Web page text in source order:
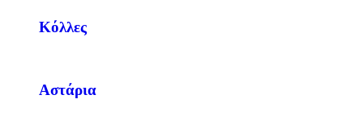
Κόλλες
Αστάρια